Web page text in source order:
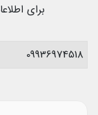
برای
09936974518